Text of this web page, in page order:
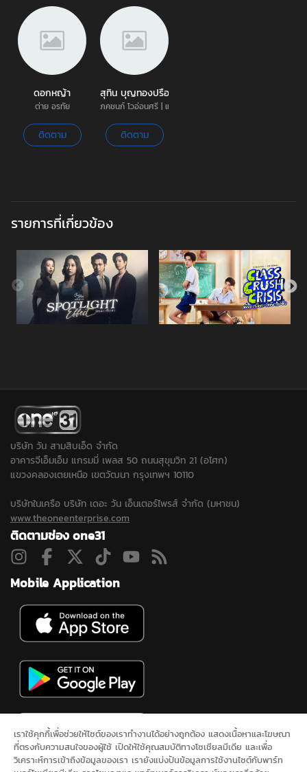
ดอกหญ้า
ต่าย อรทัย
ติดตาม
สุทิน บุญทองปรือ
ภคชนก์ โวอ่อนศรี | แฟรงค์
ติดตาม
รายการที่เกี่ยวข้อง
บริษัท วัน สามสิบเอ็ด จำกัด
อาคารจีเอ็มเอ็ม แกรมมี่ เพลส 50 ถนนสุขุมวิท 21 (อโศก)
แขวงคลองเตยเหนือ เขตวัฒนา กรุงเทพฯ 10110
บริษัทในเครือ บริษัท เดอะ วัน เอ็นเตอร์ไพรส์ จำกัด (มหาชน)
www.theoneenterprise.com
ติดตามช่อง one31
Mobile Application
เราใช้คุกกี้เพื่อช่วยให้ไซต์ของเราทำงานได้อย่างถูกต้อง แสดงเนื้อหาและโฆษณา
ที่ตรงกับความสนใจของผู้ใช้ เปิดให้ใช้คุณสมบัติทางโซเชียลมีเดีย และเพื่อ
วิเคราะห์การเข้าถึงข้อมูลของเรา เรายังแบ่งปันข้อมูลการใช้งานไซต์กับพาร์ท